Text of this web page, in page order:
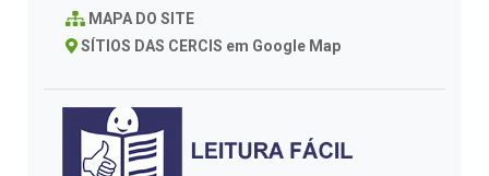
MAPA DO SITE
SÍTIOS DAS CERCIS em Google Map